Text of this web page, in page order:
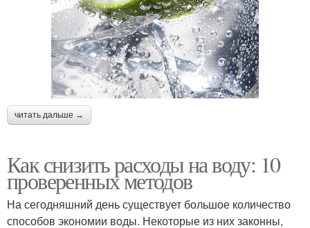
читать дальше →
Как снизить расходы на воду: 10
проверенных методов
На сегодняшний день существует большое количество
способов экономии воды. Некоторые из них законны,